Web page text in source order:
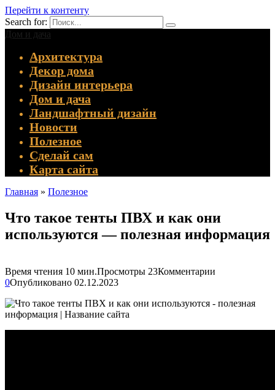
Перейти к контенту
Search for:
Дом и дача
Архитектура
Декор дома
Дизайн интерьера
Дом и дача
Ландшафтный дизайн
Новости
Полезное
Сделай сам
Карта сайта
Главная » Полезное
Что такое тенты ПВХ и как они
используются — полезная информация
Время чтения 10 мин.Просмотры 23Комментарии
0Опубликовано 02.12.2023